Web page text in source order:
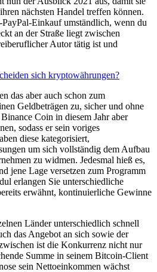
nächsten Handel treffen können.
Einkauf umständlich, wenn du
an der Straße liegt zwischen
Autor tätig ist und
sich kryptowährungen?
das aber auch schon zum
Geldbeträgen zu, sicher und ohne
Coin in diesem Jahr aber
sodass er sein voriges
diese kategorisiert,
um sich vollständig dem Aufbau
zu widmen. Jedesmal hieß es,
jene Lage versetzen zum Programm
erlangen Sie unterschiedliche
erwähnt, kontinuierliche Gewinne
Länder unterschiedlich schnell
das Angebot an sich sowie der
ist die Konkurrenz nicht nur
Summe in seinem Bitcoin-Client
sein Nettoeinkommen wächst